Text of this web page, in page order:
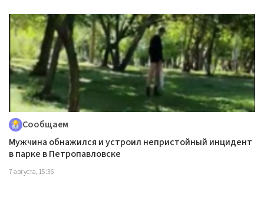
Сообщаем
Мужчина обнажился и устроил непристойный инцидент
в парке в Петропавловске
7 августа, 15:36